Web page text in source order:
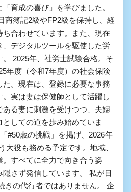
育成の喜び」を学びました。
商簿記2級やFP2級を保持し、経
合わせています。また、現在
、デジタルツールを駆使した労
2025年、社労士試験合格。そ
年度（令和7年度）の社会保険
。現在は、登録に必要な事務
実は妻は保健師として活躍し
る妻に刺激を受けつつ、夫婦
しての道を歩み始めていま
#50歳の挑戦」を掲げ、2026年
大役も務める予定です。地域、
すべてに全力で向き合う姿
さず発信しています。 私が目
きの代行者ではありません。 企